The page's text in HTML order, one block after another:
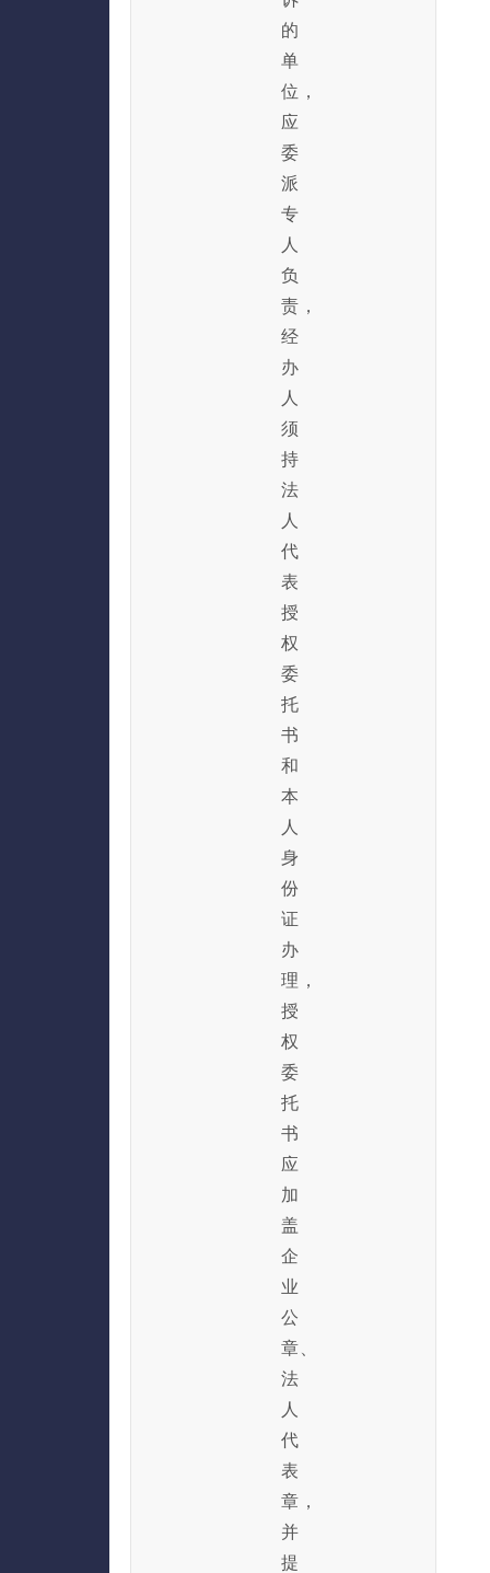
的
单
位，
应
委
派
专
人
负
责，
经
办
人
须
持
法
人
代
表
授
权
委
托
书
和
本
人
身
份
证
办
理，
授
权
委
托
书
应
加
盖
企
业
公
章、
法
人
代
表
章，
并
提